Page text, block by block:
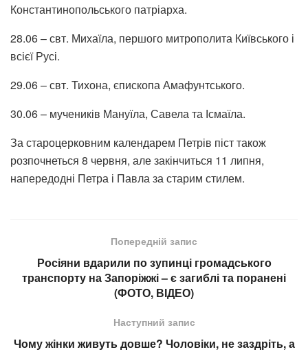
Константинопольського патріарха.
28.06 – свт. Михаїла, першого митрополита Київського і
всієї Русі.
29.06 – свт. Тихона, єпископа Амафунтського.
30.06 – мучеників Мануїла, Савела та Ісмаїла.
За староцерковним календарем Петрів піст також
розпочнеться 8 червня, але закінчиться 11 липня,
напередодні Петра і Павла за старим стилем.
Попередній запис
Росіяни вдарили по зупинці громадського
транспорту на Запоріжжі – є загиблі та поранені
(ФОТО, ВІДЕО)
Наступний запис
Чому жінки живуть довше? Чоловіки, не заздріть, а